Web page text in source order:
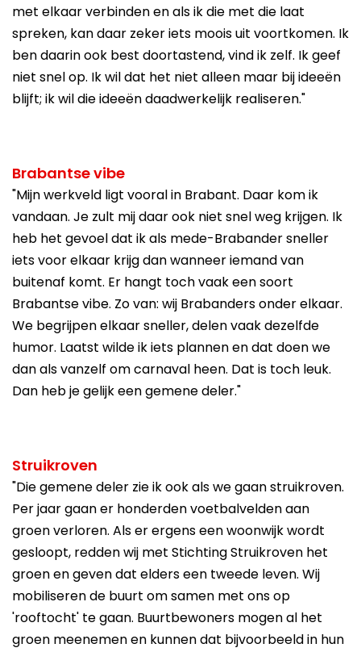
met elkaar verbinden en als ik die met die laat
spreken, kan daar zeker iets moois uit voortkomen. Ik
ben daarin ook best doortastend, vind ik zelf. Ik geef
niet snel op. Ik wil dat het niet alleen maar bij ideeën
blijft; ik wil die ideeën daadwerkelijk realiseren."
Brabantse vibe
"Mijn werkveld ligt vooral in Brabant. Daar kom ik
vandaan. Je zult mij daar ook niet snel weg krijgen. Ik
heb het gevoel dat ik als mede-Brabander sneller
iets voor elkaar krijg dan wanneer iemand van
buitenaf komt. Er hangt toch vaak een soort
Brabantse vibe. Zo van: wij Brabanders onder elkaar.
We begrijpen elkaar sneller, delen vaak dezelfde
humor. Laatst wilde ik iets plannen en dat doen we
dan als vanzelf om carnaval heen. Dat is toch leuk.
Dan heb je gelijk een gemene deler."
Struikroven
"Die gemene deler zie ik ook als we gaan struikroven.
Per jaar gaan er honderden voetbalvelden aan
groen verloren. Als er ergens een woonwijk wordt
gesloopt, redden wij met Stichting Struikroven het
groen en geven dat elders een tweede leven. Wij
mobiliseren de buurt om samen met ons op
'rooftocht' te gaan. Buurtbewoners mogen al het
groen meenemen en kunnen dat bijvoorbeeld in hun